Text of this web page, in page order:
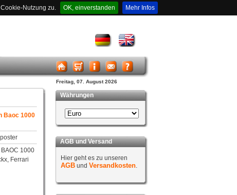
Nutzung zu. OK, einverstanden Mehr Infos
Freitag, 07. August 2026
Baoc 1000
1000
Ferrari
Währungen
AGB und Versand
Hier geht es zu unseren
AGB und Versandkosten.